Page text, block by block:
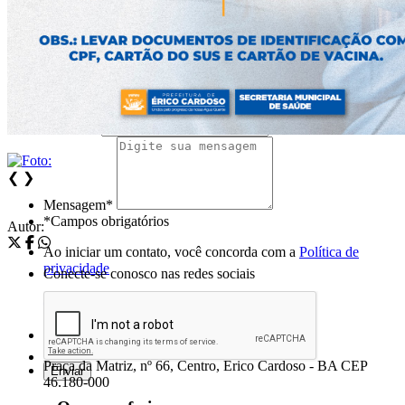
Telefone 1*
E-mail*
Cidade/Estado
Mensagem*
*Campos obrigatórios
Ao iniciar um contato, você concorda com a Política de
privacidade
❮ ❯
Autor:
Conecte-se conosco nas redes sociais
Prefeitura Municipal de Érico Cardoso
Praça da Matriz, nº 66, Centro, Érico Cardoso - BA CEP
46.180-000